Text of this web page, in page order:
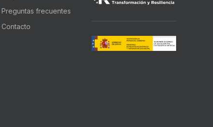
Preguntas frecuentes
Contacto